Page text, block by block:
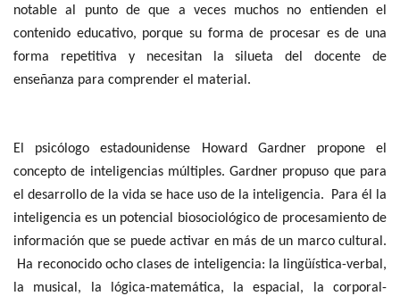
notable al punto de que a veces muchos no entienden el
contenido educativo, porque su forma de procesar es de una
forma repetitiva y necesitan la silueta del docente de
enseñanza para comprender el material.
El psicólogo estadounidense Howard Gardner propone el
concepto de inteligencias múltiples. Gardner propuso que para
el desarrollo de la vida se hace uso de la inteligencia. Para él la
inteligencia es un potencial biosociológico de procesamiento de
información que se puede activar en más de un marco cultural.
Ha reconocido ocho clases de inteligencia: la lingüística-verbal,
la musical, la lógica-matemática, la espacial, la corporal-